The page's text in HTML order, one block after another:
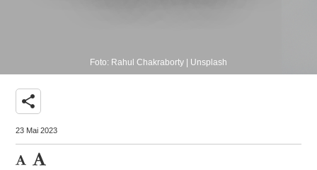
Foto: Rahul Chakraborty | Unsplash
share
23 Mai 2023